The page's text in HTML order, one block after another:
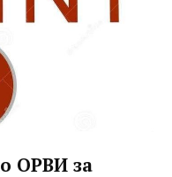
ОРВИ за